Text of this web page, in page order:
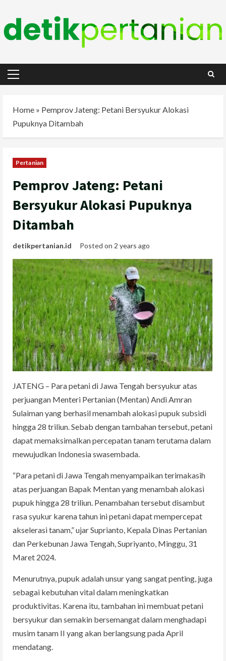
content
Primary
Home » Pemprov Jateng: Petani Bersyukur Alokasi
Pupuknya Ditambah
Pertanian
Pemprov Jateng: Petani
Bersyukur Alokasi Pupuknya
Ditambah
detikpertanian.id Posted on 2 years ago
JATENG – Para petani di Jawa Tengah bersyukur atas
perjuangan Menteri Pertanian (Mentan) Andi Amran
Sulaiman yang berhasil menambah alokasi pupuk subsidi
hingga 28 triliun. Sebab dengan tambahan tersebut, petani
dapat memaksimalkan percepatan tanam terutama dalam
mewujudkan Indonesia swasembada.
“Para petani di Jawa Tengah menyampaikan terimakasih
atas perjuangan Bapak Mentan yang menambah alokasi
pupuk hingga 28 triliun. Penambahan tersebut disambut
rasa syukur karena tahun ini petani dapat mempercepat
akselerasi tanam,” ujar Suprianto, Kepala Dinas Pertanian
dan Perkebunan Jawa Tengah, Supriyanto, Minggu, 31
Maret 2024.
Menurutnya, pupuk adalah unsur yang sangat penting, juga
sebagai kebutuhan vital dalam meningkatkan
produktivitas. Karena itu, tambahan ini membuat petani
bersyukur dan semakin bersemangat dalam menghadapi
musim tanam II yang akan berlangsung pada April
mendatang.